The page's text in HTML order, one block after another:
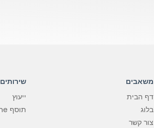
משאבים
דף הבית
בלוג
צור קשר
שירותים
ייעוץ
תוסף Chrome של LoyPrint